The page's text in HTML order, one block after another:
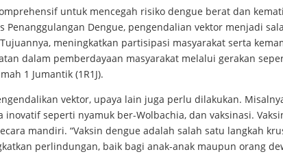
untuk mencegah risiko dengue berat dan
Penanggulangan Dengue, pengendalian vektor menjadi
meningkatkan partisipasi masyarakat serta
dalam pemberdayaan masyarakat melalui gerakan
1 Jumantik (1R1J).
vektor, upaya lain juga perlu dilakukan.
inovatif seperti nyamuk ber-Wolbachia, dan vaksinasi.
mandiri. “Vaksin dengue adalah salah satu langkah
perlindungan, baik bagi anak-anak maupun orang